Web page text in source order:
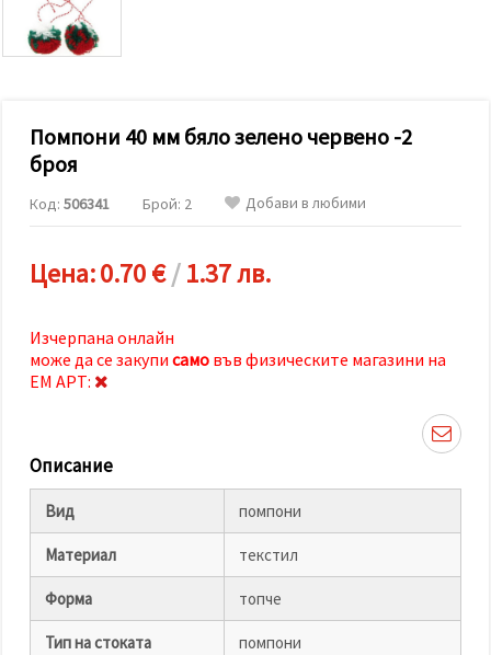
релевантно
съдържание
и реклами,
включително
за анализ
маркетинг.
съгласиш
използваме
всички
натиснеш
всички!"
или да
"Настройки",
като
избереш
дадения
и кликнеш
бутона
"Запази"
Помпони 40 мм бяло зелено червено -2
броя
Код: 506341 Брой: 2 Добави в любими
Цена:0.70 €/1.37 лв.
Изчерпана онлайн
може да се закупи само във физическите магазини на
ЕМ АРТ:
Описание
Вид помпони
Материал текстил
Форма топче
Тип на стоката помпони